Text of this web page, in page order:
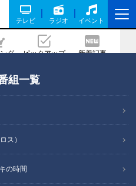
テレビ ラジオ イベント
グ ピックアップ 新着記事
組一覧
ス）
の時間